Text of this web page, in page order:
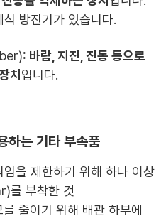
방진기가 있습니다.
: 바람, 지진, 진동 등으로
치 입니다.
하는 기타 부속품
을 제한하기 위해 하나 이상
를 부착한 것
줄이기 위해 배관 하부에